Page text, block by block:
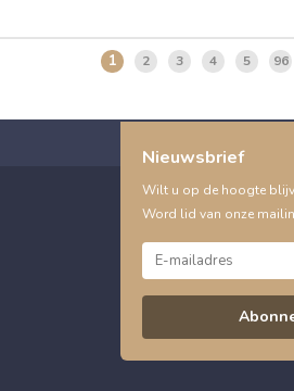
1 2 3 4 5 96
Nieuwsbrief
Wilt u op de hoogte
Word lid van onze